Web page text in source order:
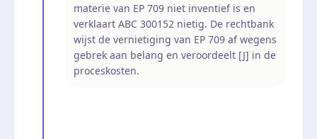
materie van EP 709 niet inventief is en
verklaart ABC 300152 nietig. De rechtbank
wijst de vernietiging van EP 709 af wegens
gebrek aan belang en veroordeelt [J] in de
proceskosten.